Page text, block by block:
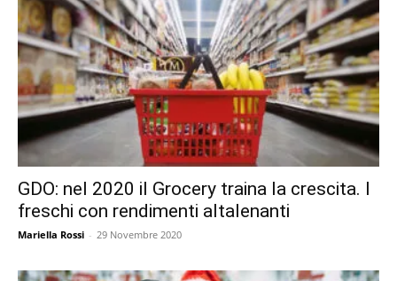
GDO: nel 2020 il Grocery traina la crescita. I
freschi con rendimenti altalenanti
Mariella Rossi - 29 Novembre 2020